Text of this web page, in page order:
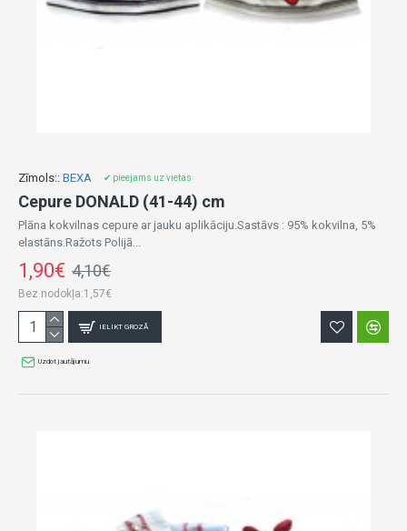
Zīmols:: BEXA ✔ pieejams uz vietas
Cepure DONALD (41-44) cm
Plāna kokvilnas cepure ar jauku aplikāciju.Sastāvs : 95% kokvilna, 5%
elastāns.Ražots Polijā...
1,90€ 4,10€
Bez nodokļa:1,57€
IELIKT GROZĀ
Uzdot jautājumu